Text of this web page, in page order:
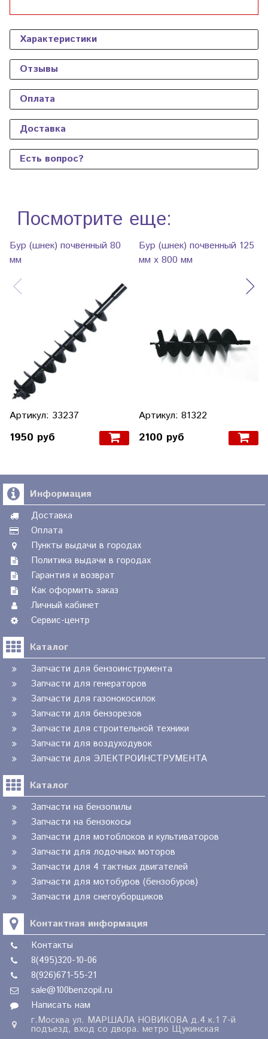
Характеристики
Отзывы
Оплата
Доставка
Есть вопрос?
Посмотрите еще:
Бур (шнек) почвенный 80
мм
Артикул: 33237
1950 руб
Бур (шнек) почвенный 125
мм х 800 мм
Артикул: 81322
2100 руб
Информация
Доставка
Оплата
Пункты выдачи в городах
Политика выдачи в городах
Гарантия и возврат
Как оформить заказ
Личный кабинет
Сервис-центр
Каталог
Запчасти для бензоинструмента
Запчасти для генераторов
Запчасти для газонокосилок
Запчасти для бензорезов
Запчасти для строительной техники
Запчасти для воздуходувок
Запчасти для ЭЛЕКТРОИНСТРУМЕНТА
Каталог
Запчасти на бензопилы
Запчасти на бензокосы
Запчасти для мотоблоков и культиваторов
Запчасти для лодочных моторов
Запчасти для 4 тактных двигателей
Запчасти для мотобуров (бензобуров)
Запчасти для снегоуборщиков
Контактная информация
Контакты
8(495)320-10-06
8(926)671-55-21
sale@100benzopil.ru
Написать нам
г.Москва ул. МАРШАЛА НОВИКОВА д.4 к.1 7-й
подъезд, вход со двора. метро Щукинская